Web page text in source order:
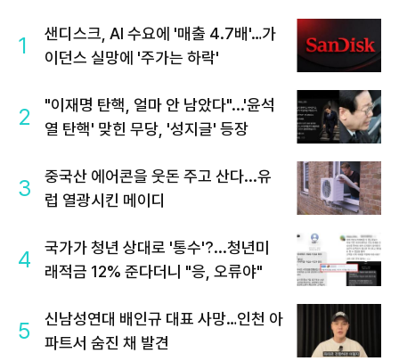
1
샌디스크, AI 수요에 '매출 4.7배'…가
이던스 실망에 '주가는 하락'
2
"이재명 탄핵, 얼마 안 남았다"...'윤석
열 탄핵' 맞힌 무당, '성지글' 등장
3
중국산 에어콘을 웃돈 주고 산다...유
럽 열광시킨 메이디
4
국가가 청년 상대로 '통수'?...청년미
래적금 12% 준다더니 "응, 오류야"
5
신남성연대 배인규 대표 사망…인천 아
파트서 숨진 채 발견